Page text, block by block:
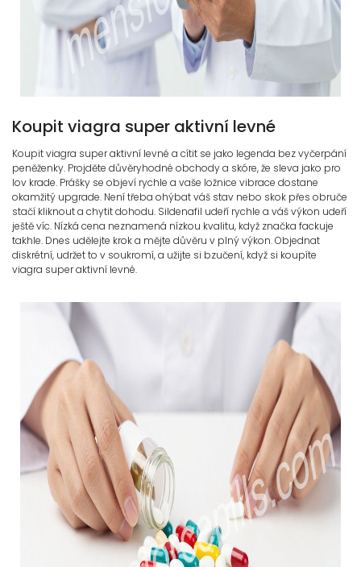
Koupit viagra super aktivní levné
Koupit viagra super aktivní levné a cítit se jako legenda bez vyčerpání
peněženky. Projděte důvěryhodné obchody a skóre, že sleva jako pro
lov krade. Prášky se objeví rychle a vaše ložnice vibrace dostane
okamžitý upgrade. Není třeba ohýbat váš stav nebo skok přes obruče
stačí kliknout a chytit dohodu. Sildenafil udeří rychle a váš výkon udeří
ještě víc. Nízká cena neznamená nízkou kvalitu, když značka fackuje
takhle. Dnes udělejte krok a mějte důvěru v plný výkon. Objednat
diskrétní, udržet to v soukromí, a užijte si bzučení, když si koupíte
viagra super aktivní levné.